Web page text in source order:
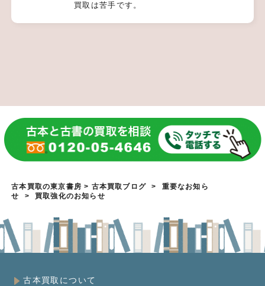
買取は苦手です。
古本買取の東京書房 > 古本買取ブログ >
重要なお知ら
せ
> 買取強化のお知らせ
古本買取について